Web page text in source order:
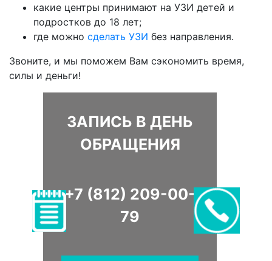
какие центры принимают на УЗИ детей и
подростков до 18 лет;
где можно сделать УЗИ без направления.
Звоните, и мы поможем Вам сэкономить время,
силы и деньги!
ЗАПИСЬ В ДЕНЬ
ОБРАЩЕНИЯ
+7 (812) 209-00-
79